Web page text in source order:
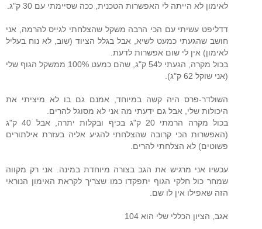
לאימון לא הייתה לי האפשרות הטכנית, ככה שסיימתי עם 30 ק"ג.
דדליפט עשיתי עם הכי הרבה משקל שהצלחתי לגייס להרמה, אני
חושב שהגעתי כמעט לשיא, אבל בגלל הציוד (שוב, לא נוח בעליל
לאימון) אין לי שום אפשרות לדעת.
בכול מקרה, הגעתי ל54 ק"ג, שהם כמעט 100% ממשקל הגוף שלי
(אני שוקל 62 ק"ג).
השולדר-פרס היה קשה במיוחד, אמנם גם בו לא מיציתי את
היכולות שלי, אבל גם ידעתי מה אני לא מסוגל להרים.
בכול מקרה הרמתי 20 ק"ג בכיף ובקלות יתרה, אבל 40 ק"ג
(האפשרות הכי קרובה שהצלחתי להגיע אליה בעזרת אילתורים
פשוטים) לא הצלחתי להרים.
עכשיו אני מרגיש את הגב בצורה מיוחדת במינה. אני רק מקווה
שמחר כול חלקי הגוף יתפקדו כמו שצריך לקראת האימון הנוראי
הזה שאפילו אין לו שם.
אגב, הציון הכללי שלי הוא 104